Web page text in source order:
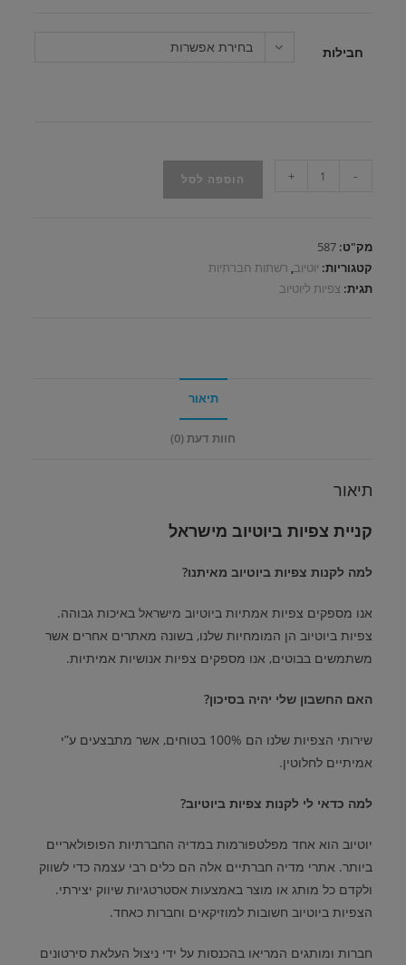
חבילות בחירת אפשרות
100,000
צפיות
-
+ הוספה לסל
מק"ט:587
קטגוריות: יוטיוב, רשתות חברתיות
תגית: צפיות ליוטיוב
תיאור
חוות דעת (0)
תיאור
קניית צפיות ביוטיוב מישראל
למה לקנות צפיות ביוטיוב מאיתנו?
אנו מספקים צפיות אמתיות ביוטיוב מישראל באיכות גבוהה.
צפיות ביוטיוב הן המומחיות שלנו,בשונה מאתרים אחרים אשר
משתמשים בבוטים, אנו מספקים צפיות אנושיות אמיתיות.
האם החשבון שלי יהיה בסיכון?
שירותי הצפיות שלנו הם בטוחים, אשר מתבצעים ע”י
אמיתיים לחלוטין.
למה כדאי לי לקנות צפיות ביוטיוב?
יוטיוב הוא אחד מפלטפורמות במדיה החברתיות הפופולאריים
ביותר. אתרי מדיה חברתיים אלה הם כלים רבי עצמה כדי לשווק
ולקדם כל מותג או מוצר באמצעות אסטרטגיות שיווק יצירתי.
הצפיות ביוטיוב חשובות למוזיקאים וחברות כאחד.
חברות ומותגים המריאו בהכנסות על ידי ניצול העלאת סירטונים